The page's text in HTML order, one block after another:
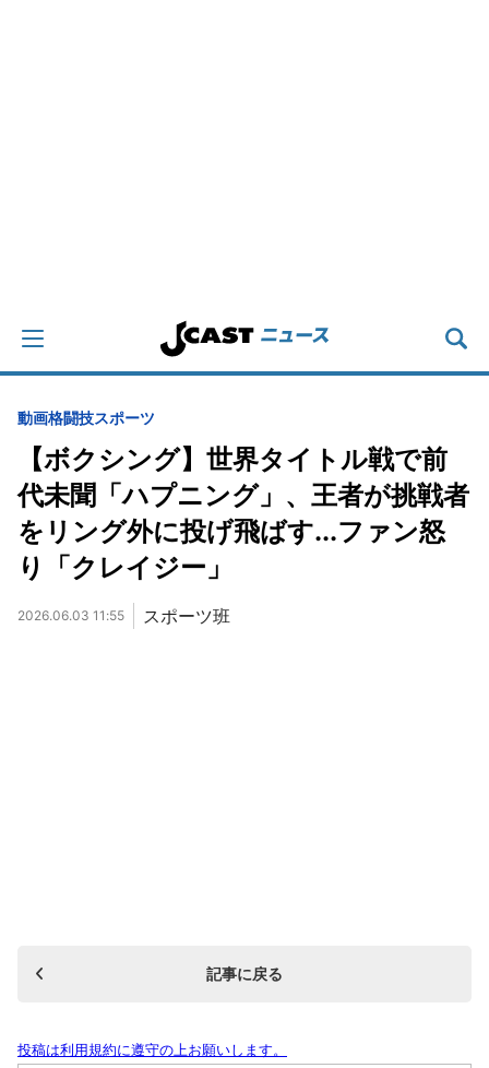
動画格闘技スポーツ
【ボクシング】世界タイトル戦で前
代未聞「ハプニング」、王者が挑戦者
をリング外に投げ飛ばす...ファン怒
り「クレイジー」
2026.06.03 11:55 スポーツ班
記事に戻る